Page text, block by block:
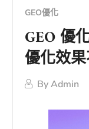
GEO優化
GEO 優
優化效
ByAdmin